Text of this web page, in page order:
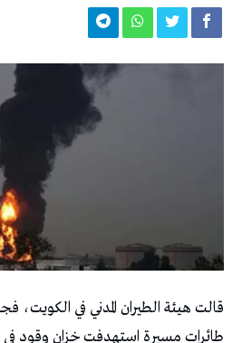
قالت هيئة الطيران المدني في الكويت،
طائرات مسيرة استهدفت خزان وقود في